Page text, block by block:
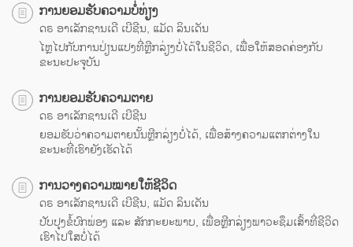
ການຍອມຮັບຄວາມບໍ່ທ່ຽງ
ດຣ ອາເລັກຊານເດີ ເບີຊີນ, ແມັດ ລິນເດັນ
ໄຫຼໄປກັບການປ່ຽນແປງທີ່ຫຼີກລ່ຽງບໍ່ໄດ້ໃນຊີວິດ, ເພື່ອໃຫ້ສອດຄ່ອງກັບ
ຂະນະປະຈຸບັນ
ການຍອມຮັບຄວາມຕາຍ
ດຣ ອາເລັກຊານເດີ ເບີຊີນ
ຍອມຮັບວ່າຄວາມຕາຍນັ້ນຫຼີກລ່ຽງບໍ່ໄດ້, ເພື່ອສ້າງຄວາມແຕກຕ່າງໃນ
ຂະນະທີ່ເຮົາຍັງເຮັດໄດ້
ການວາງຄວາມໝາຍໃຫ້ຊີວິດ
ດຣ ອາເລັກຊານເດີ ເບີຊີນ, ແມັດ ລິນເດັນ
ປັບປຸງຂໍ້ບົກພ່ອງ ແລະ ສັກກະຍະພາບ, ເພື່ອຫຼີກລ່ຽງພາວະຊຶມເສົ້າທີ່ຊີວິດ
ເຮົາໄປໃສບໍ່ໄດ້